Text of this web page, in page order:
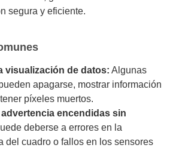
segura y eficiente.
visualización de datos: Algunas
apagarse, mostrar información
píxeles muertos.
advertencia encendidas sin
deberse a errores en la
del cuadro o fallos en los sensores